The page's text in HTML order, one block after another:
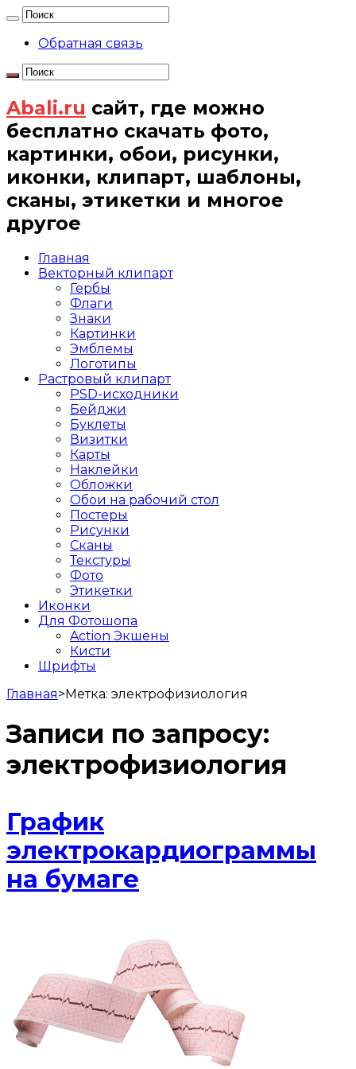
Обратная связь
Abali.ru сайт, где можно
бесплатно скачать фото,
картинки, обои, рисунки,
иконки, клипарт, шаблоны,
сканы, этикетки и многое
другое
Главная
Векторный клипарт
Гербы
Флаги
Знаки
Картинки
Эмблемы
Логотипы
Растровый клипарт
PSD-исходники
Бейджи
Буклеты
Визитки
Карты
Наклейки
Обложки
Обои на рабочий стол
Постеры
Рисунки
Сканы
Текстуры
Фото
Этикетки
Иконки
Для Фотошопа
Action Экшены
Кисти
Шрифты
Главная>Метка: электрофизиология
Записи по запросу:
электрофизиология
График
электрокардиограммы
на бумаге